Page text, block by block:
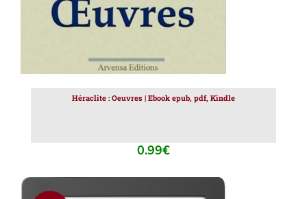
Héraclite : Oeuvres | Ebook epub, pdf, Kindle
0.99€